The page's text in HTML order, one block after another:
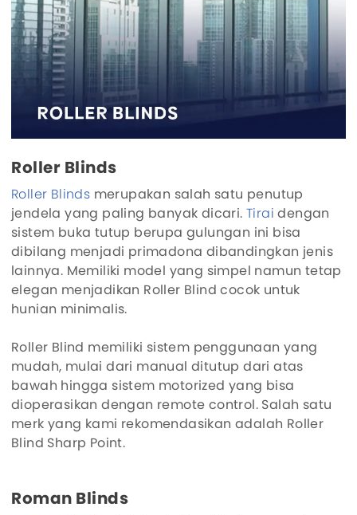
Roller Blinds
Roller Blinds merupakan salah satu penutup
jendela yang paling banyak dicari. Tirai dengan
sistem buka tutup berupa gulungan ini bisa
dibilang menjadi primadona dibandingkan jenis
lainnya. Memiliki model yang simpel namun tetap
elegan menjadikan Roller Blind cocok untuk
hunian minimalis.
Roller Blind memiliki sistem penggunaan yang
mudah, mulai dari manual ditutup dari atas
bawah hingga sistem motorized yang bisa
dioperasikan dengan remote control. Salah satu
merk yang kami rekomendasikan adalah Roller
Blind Sharp Point.
Roman Blinds